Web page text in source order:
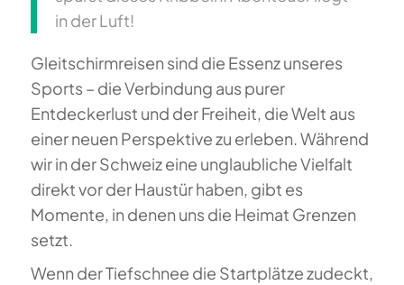
in der Luft!
Gleitschirmreisen sind die Essenz unseres
Sports – die Verbindung aus purer
Entdeckerlust und der Freiheit, die Welt aus
einer neuen Perspektive zu erleben. Während
wir in der Schweiz eine unglaubliche Vielfalt
direkt vor der Haustür haben, gibt es
Momente, in denen uns die Heimat Grenzen
setzt.
Wenn der Tiefschnee die Startplätze zudeckt,